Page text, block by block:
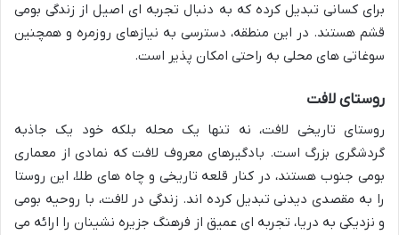
برای کسانی تبدیل کرده که به دنبال تجربه ای اصیل از زندگی بومی
قشم هستند. در این منطقه، دسترسی به نیازهای روزمره و همچنین
سوغاتی های محلی به راحتی امکان پذیر است.
روستای لافت
روستای تاریخی لافت، نه تنها یک محله بلکه خود یک جاذبه
گردشگری بزرگ است. بادگیرهای معروف لافت که نمادی از معماری
بومی جنوب هستند، در کنار قلعه تاریخی و چاه های طلا، این روستا
را به مقصدی دیدنی تبدیل کرده اند. زندگی در لافت، با روحیه بومی
و نزدیکی به دریا، تجربه ای عمیق از فرهنگ جزیره نشینان را ارائه می